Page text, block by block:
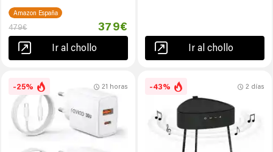
Amazon España
479€ 379€
Ir al chollo Ir al chollo
-25% 21 horas -43% 2 días